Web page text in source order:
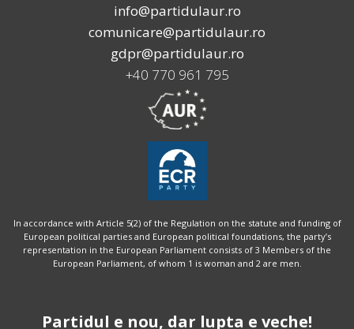
info@partidulaur.ro
comunicare@partidulaur.ro
gdpr@partidulaur.ro
+40 770 961 795
In accordance with Article 5(2) of the Regulation on the statute and funding of
European political parties and European political foundations, the party’s
representation in the European Parliament consists of 3 Members of the
European Parliament, of whom 1 is woman and 2 are men.
Partidul e nou, dar lupta e veche!